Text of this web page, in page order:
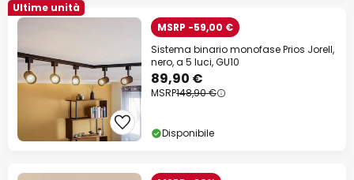
Ultime unità
MSRP -59,00 €
Sistema binario monofase Prios Jorell,
nero, a 5 luci, GU10
89,90 €
MSRP148,90 €
Disponibile